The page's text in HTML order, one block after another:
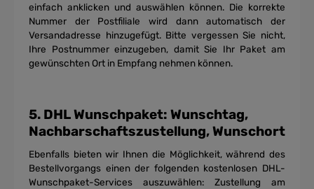
einfach anklicken und auswählen können. Die korrekte
Nummer der Postfiliale wird dann automatisch der
Versandadresse hinzugefügt. Bitte vergessen Sie nicht,
Ihre Postnummer einzugeben, damit Sie Ihr Paket am
gewünschten Ort in Empfang nehmen können.
5. DHL Wunschpaket: Wunschtag,
Nachbarschaftszustellung, Wunschort
Ebenfalls bieten wir Ihnen die Möglichkeit, während des
Bestellvorgangs einen der folgenden kostenlosen DHL-
Wunschpaket-Services auszuwählen: Zustellung am